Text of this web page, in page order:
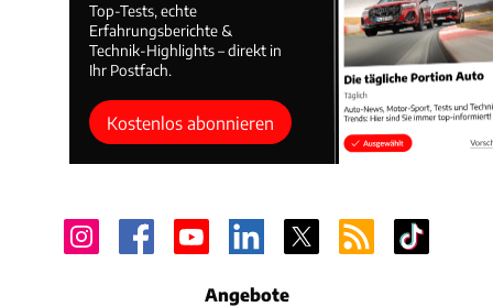
Top-Tests, echte
Erfahrungsberichte &
Technik-Highlights – direkt in
Ihr Postfach.
Kostenlos abonnieren
Angebote